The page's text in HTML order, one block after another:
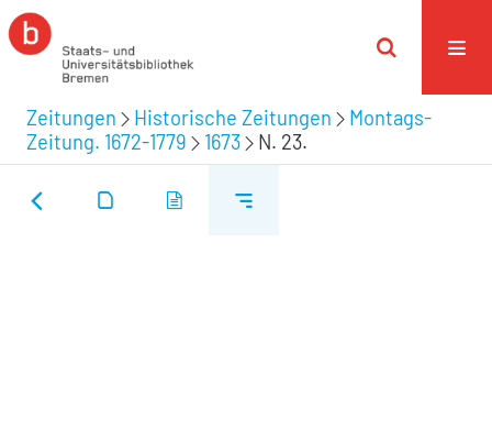
Zeitungen Historische Zeitungen
Montags-
Zeitung. 1672-1779
1673 N. 23.